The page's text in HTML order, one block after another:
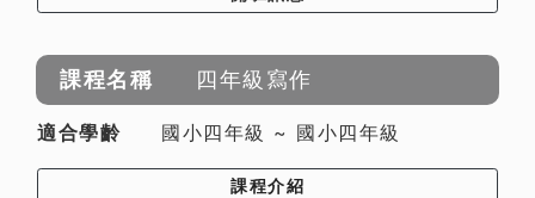
四年級寫作
國小四年級 ~ 國小四年級
課程介紹